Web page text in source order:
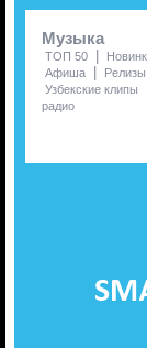
Музыка
ТОП 50 |
Афиша | Релизы
Узбекские клипы
радио